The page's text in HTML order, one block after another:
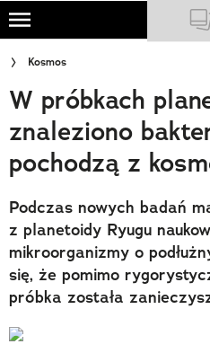
Skip
main
content
NATIONAL GEOGRAPHIC
TRAVELER
PODCASTY
Newsletter
Cuda Polski
Wielki Konkurs Fotograficzny
Trendbook Podróżniczy
Kosmos
W próbkach
znaleziono
pochodzą z
Podczas nowych badań
z planetoidy Ryugu
mikroorganizmy o
się, że pomimo
próbka została